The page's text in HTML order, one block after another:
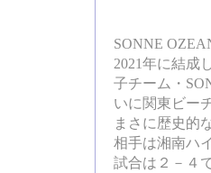
SONNE
2021年に結成
子チーム・
いに関東ビー
まさに歴史的
相手は湘南ハ
試合は２－４